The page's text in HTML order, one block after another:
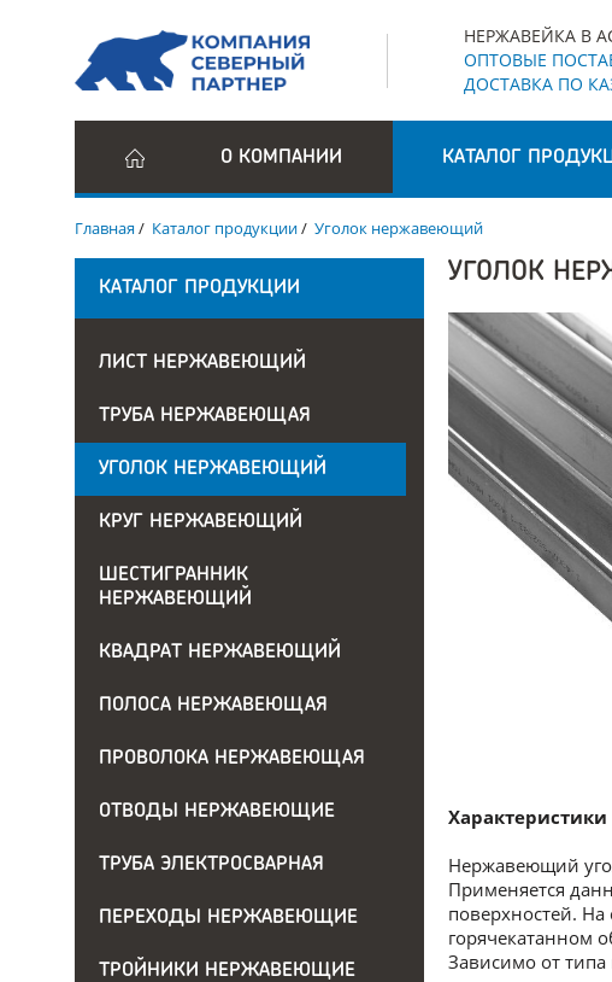
НЕРЖАВЕЙКА В
ОПТОВЫЕ
ДОСТАВКА ПО
О КОМПАНИИ КАТАЛОГ
Главная/ Каталог продукции/ Уголок нержавеющий
КАТАЛОГ ПРОДУКЦИИ
ЛИСТ НЕРЖАВЕЮЩИЙ
ТРУБА НЕРЖАВЕЮЩАЯ
УГОЛОК НЕРЖАВЕЮЩИЙ
КРУГ НЕРЖАВЕЮЩИЙ
ШЕСТИГРАННИК
НЕРЖАВЕЮЩИЙ
КВАДРАТ НЕРЖАВЕЮЩИЙ
ПОЛОСА НЕРЖАВЕЮЩАЯ
ПРОВОЛОКА НЕРЖАВЕЮЩАЯ
ОТВОДЫ НЕРЖАВЕЮЩИЕ
ТРУБА ЭЛЕКТРОСВАРНАЯ
ПЕРЕХОДЫ НЕРЖАВЕЮЩИЕ
ТРОЙНИКИ НЕРЖАВЕЮЩИЕ
УГОЛОК
Нержавеющий
Применяется
поверхностей.
горячекатанном
Зависимо от